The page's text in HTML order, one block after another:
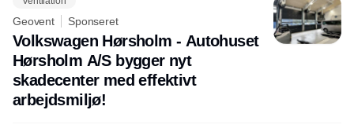
Geovent Sponseret
Volkswagen Hørsholm - Autohuset
Hørsholm A/S bygger nyt
skadecenter med effektivt
arbejdsmiljø!